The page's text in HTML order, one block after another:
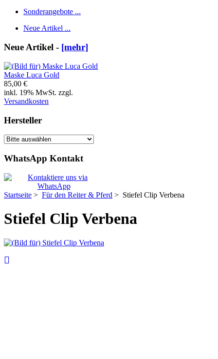
Sonderangebote ...
Neue Artikel ...
Neue Artikel - [mehr]
Maske Luca Gold
85,00 €
inkl. 19% MwSt. zzgl.
Versandkosten
Hersteller
WhatsApp Kontakt
Startseite > Für den Reiter & Pferd > Stiefel Clip Verbena
Stiefel Clip Verbena